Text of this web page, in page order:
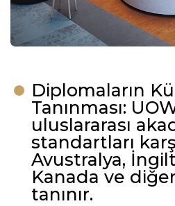
Diplomaların
Tanınması:
uluslararası
standartları
Avustralya,
Kanada ve
tanınır.